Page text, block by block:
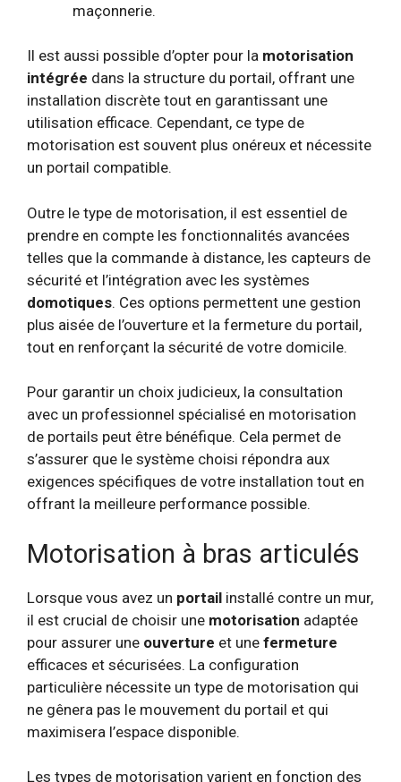
maçonnerie.
Il est aussi possible d’opter pour la motorisation
intégrée dans la structure du portail, offrant une
installation discrète tout en garantissant une
utilisation efficace. Cependant, ce type de
motorisation est souvent plus onéreux et nécessite
un portail compatible.
Outre le type de motorisation, il est essentiel de
prendre en compte les fonctionnalités avancées
telles que la commande à distance, les capteurs de
sécurité et l’intégration avec les systèmes
domotiques. Ces options permettent une gestion
plus aisée de l’ouverture et la fermeture du portail,
tout en renforçant la sécurité de votre domicile.
Pour garantir un choix judicieux, la consultation
avec un professionnel spécialisé en motorisation
de portails peut être bénéfique. Cela permet de
s’assurer que le système choisi répondra aux
exigences spécifiques de votre installation tout en
offrant la meilleure performance possible.
Motorisation à bras articulés
Lorsque vous avez un portail installé contre un mur,
il est crucial de choisir une motorisation adaptée
pour assurer une ouverture et une fermeture
efficaces et sécurisées. La configuration
particulière nécessite un type de motorisation qui
ne gênera pas le mouvement du portail et qui
maximisera l’espace disponible.
Les types de motorisation varient en fonction des